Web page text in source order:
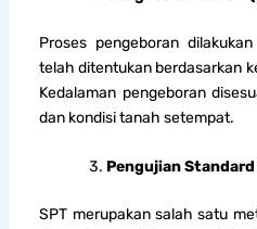
Proses pengeboran
telah ditentukan berdasarkan
Kedalaman pengeboran
dan kondisi tanah setempat.
Pengujian
SPT merupakan salah satu